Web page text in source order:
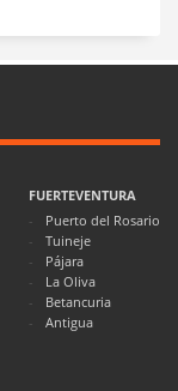
FUERTEVENTURA
Puerto del Rosario
Tuineje
Pájara
La Oliva
Betancuria
Antigua